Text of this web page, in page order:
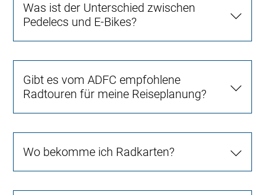
Was ist der Unterschied zwischen
Pedelecs und E-Bikes?
Gibt es vom ADFC empfohlene
Radtouren für meine Reiseplanung?
Wo bekomme ich Radkarten?